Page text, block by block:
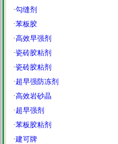
·勾缝剂
·苯板胶
·高效早强剂
·瓷砖胶粘剂
·瓷砖胶粘剂
·超早强防冻剂
·高效岩砂晶
·超早强剂
·苯板胶粘剂
·建可牌